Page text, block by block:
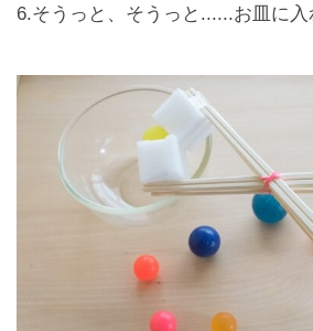
6.そうっと、そうっと......お皿に入